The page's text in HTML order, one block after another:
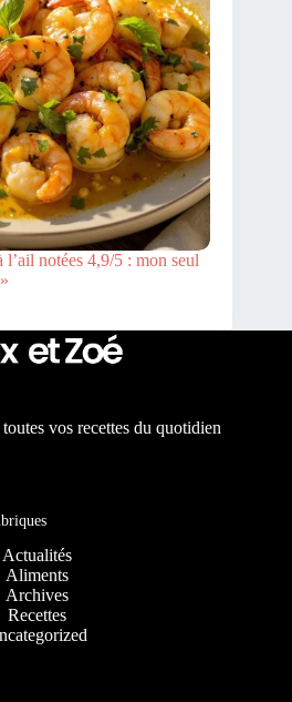
l’ail notées 4,9/5 : mon seul
vos recettes du quotidien
Actualités
Aliments
Archives
Recettes